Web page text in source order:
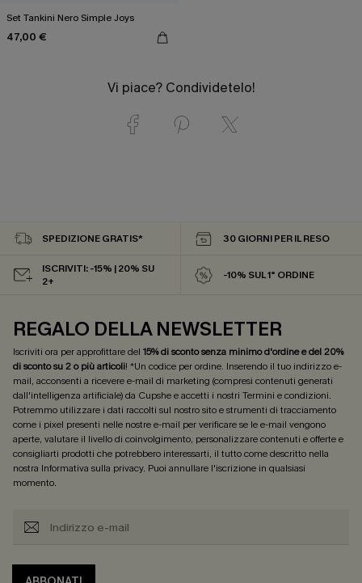
Set Tankini Nero Simple Joys
47,00 €
Vi piace? Condividetelo!
SPEDIZIONE GRATIS* 30 GIORNI PER IL RESO
ISCRIVITI: -15% | 20% SU
2+
-10% SUL 1° ORDINE
REGALO DELLA NEWSLETTER
Iscriviti ora per approfittare del 15% di sconto senza minimo d'ordine e del 20%
di sconto su 2 o più articoli! *Un codice per ordine. Inserendo il tuo indirizzo e-
mail, acconsenti a ricevere e-mail di marketing (compresi contenuti generati
dall'intelligenza artificiale) da Cupshe e accetti i nostri Termini e condizioni.
Potremmo utilizzare i dati raccolti sul nostro sito e strumenti di tracciamento
come i pixel presenti nelle nostre e-mail per verificare se le e-mail vengono
aperte, valutare il livello di coinvolgimento, personalizzare contenuti e offerte e
consigliarti prodotti che potrebbero interessarti, il tutto come descritto nella
nostra Informativa sulla privacy. Puoi annullare l'iscrizione in qualsiasi
momento.